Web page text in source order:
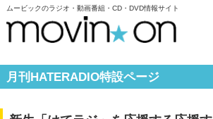
ムービックのラジオ・動画番組・CD・DVD情報サイト
月刊HATERADIO特設ページ